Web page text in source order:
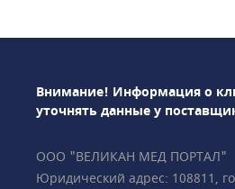
Внимание! Информация о
уточнять данные у
ООО "ВЕЛИКАН МЕД ПОРТАЛ"
Юридический адрес: 108811,